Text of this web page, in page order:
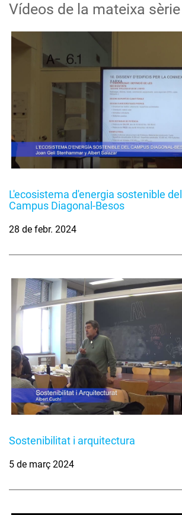
Vídeos de la mateixa sèrie
L'ecosistema d'energia sostenible del
Campus Diagonal-Besos
28 de febr. 2024
Sostenibilitat i arquitectura
5 de març 2024